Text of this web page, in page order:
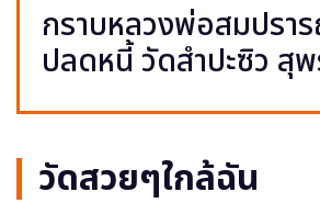
กราบหลวงพ่อสมปรา
ปลดหนี้ วัดสำปะซิว สุ
วัดสวยๆใกล้ฉัน